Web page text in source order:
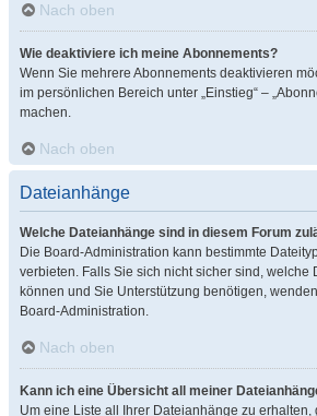
Nach oben
Wie deaktiviere ich meine Abonnements?
Wenn Sie mehrere Abonnements deaktivieren
im persönlichen Bereich unter „Einstieg“ –
machen.
Nach oben
Dateianhänge
Welche Dateianhänge sind in diesem Forum
Die Board-Administration kann bestimmte
verbieten. Falls Sie sich nicht sicher sind, welche
können und Sie Unterstützung benötigen,
Board-Administration.
Nach oben
Kann ich eine Übersicht all meiner
Um eine Liste all Ihrer Dateianhänge zu erhalten,